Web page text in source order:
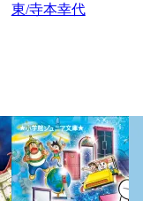
東/寺本幸代